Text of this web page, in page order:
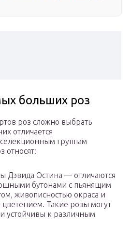
больших роз
роз сложно выбрать
отличается
группам
относят:
Дэвида Остина — отличаются
бутонами с пьянящим
живописностью окраса и
Такие розы могут
устойчивы к различным